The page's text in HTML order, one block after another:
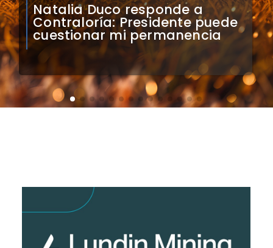
Colo Colo confirma artistas
para bienvenida a Vozinha en
el Monumental